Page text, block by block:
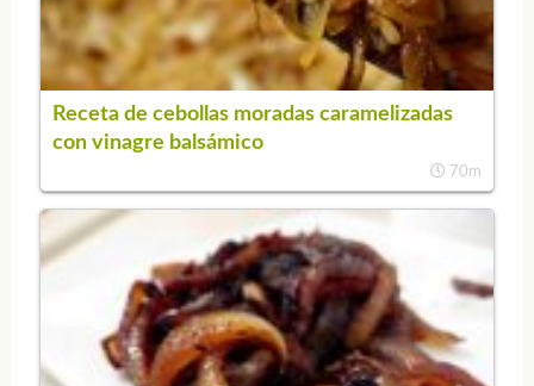
Receta de cebollas moradas caramelizadas
con vinagre balsámico
70m